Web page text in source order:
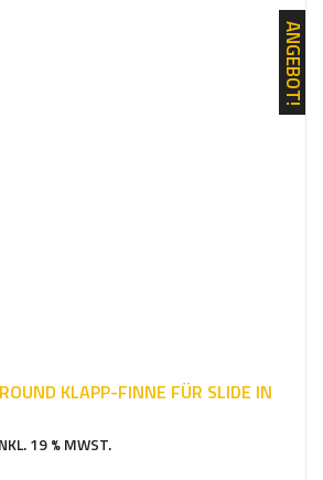
ANGEBOT!
KLAPP-FINNE FÜR SLIDE IN
19 % MWST.